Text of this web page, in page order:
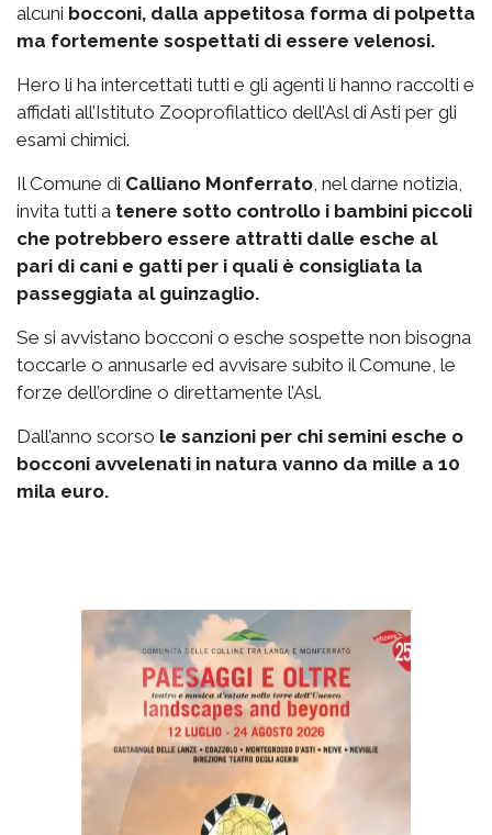
alcuni bocconi, dalla appetitosa forma di polpetta
ma fortemente sospettati di essere velenosi.
Hero li ha intercettati tutti e gli agenti li hanno raccolti e
affidati all’Istituto Zooprofilattico dell’Asl di Asti per gli
esami chimici.
Il Comune di Calliano Monferrato, nel darne notizia,
invita tutti a tenere sotto controllo i bambini piccoli
che potrebbero essere attratti dalle esche al
pari di cani e gatti per i quali è consigliata la
passeggiata al guinzaglio.
Se si avvistano bocconi o esche sospette non bisogna
toccarle o annusarle ed avvisare subito il Comune, le
forze dell’ordine o direttamente l’Asl.
Dall’anno scorso le sanzioni per chi semini esche o
bocconi avvelenati in natura vanno da mille a 10
mila euro.